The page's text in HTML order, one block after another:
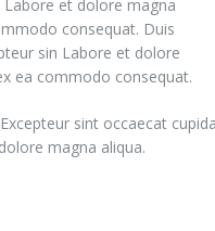
et dolore magna
consequat. Duis
sin Labore et dolore
ea commodo consequat.
sint occaecat
magna aliqua.